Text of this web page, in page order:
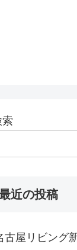
索
近の投稿
古屋リビング